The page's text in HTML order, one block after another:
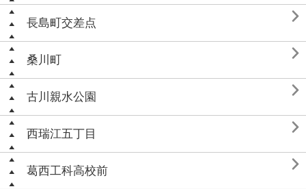
長島町交差点 
桑川町 
古川親水公園 
西瑞江五丁目 
葛西工科高校前 